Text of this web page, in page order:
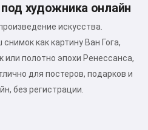
художника онлайн
искусства.
как картину Ван Гога,
или полотно эпохи Ренессанса,
для постеров, подарков и
без регистрации.